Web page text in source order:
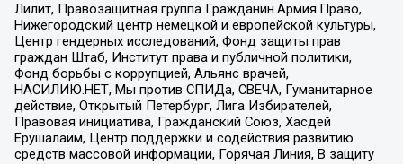
Лилит, Правозащитная группа Гражданин.Армия.Право,
Нижегородский центр немецкой и европейской культуры,
Центр гендерных исследований, Фонд защиты прав
граждан Штаб, Институт права и публичной политики,
Фонд борьбы с коррупцией, Альянс врачей,
НАСИЛИЮ.НЕТ, Мы против СПИДа, СВЕЧА, Гуманитарное
действие, Открытый Петербург, Лига Избирателей,
Правовая инициатива, Гражданский Союз, Хасдей
Ерушалаим, Центр поддержки и содействия развитию
средств массовой информации, Горячая Линия, В защиту